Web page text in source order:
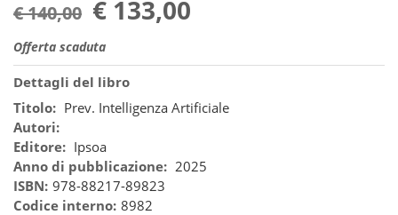
€ 140,00 € 133,00
Offerta scaduta
Dettagli del libro
Titolo: Prev. Intelligenza Artificiale
Autori:
Editore: Ipsoa
Anno di pubblicazione: 2025
ISBN: 978-88217-89823
Codice interno: 8982